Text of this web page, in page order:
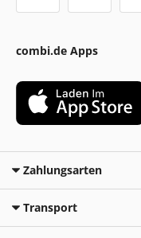
combi.de Apps
Zahlungsarten
Transport